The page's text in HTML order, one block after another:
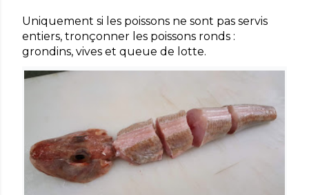
Uniquement si les poissons ne sont pas servis
entiers, tronçonner les poissons ronds :
grondins, vives et queue de lotte.